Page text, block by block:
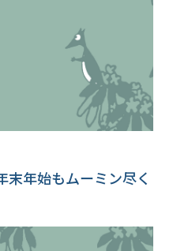
末年始もムーミン尽く